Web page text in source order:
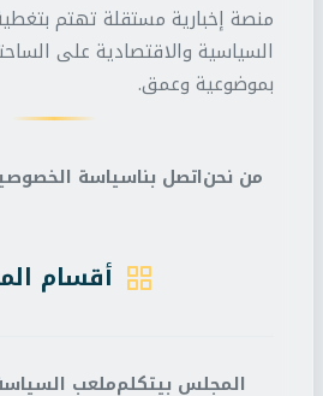
منصة إخبارية مستقلة تهتم
السياسية والاقتصادية على
بموضوعية وعمق.
من نحناتصل بناسياسة
أقسام
المجلس بيتكلمملعب